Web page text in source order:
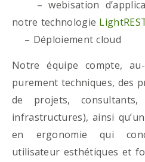
– webisation
notre technologie
– Déploiement cloud
Notre équipe compte,
purement techniques, des
de projets,
infrastructures), ainsi
en ergonomie qui
utilisateur esthétiques et